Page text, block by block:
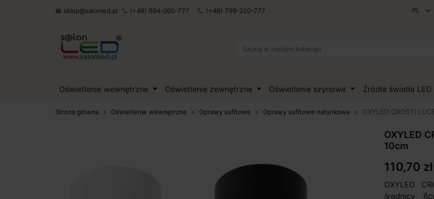
 sklep@salonled.pl phone (+48) 694-000-777 phone (+48) 799-220-777
Oświetlenie wewnętrzne Oświetlenie zewnętrzne Oświetlenie szynowe Źródła światła LED
Strona główna Oświetlenie wewnętrzne Oprawy sufitowe Oprawy sufitowe natynkowe OXYLED CROSTI
OXYLED
10cm
110,70 zł
OXYLED
średnicy